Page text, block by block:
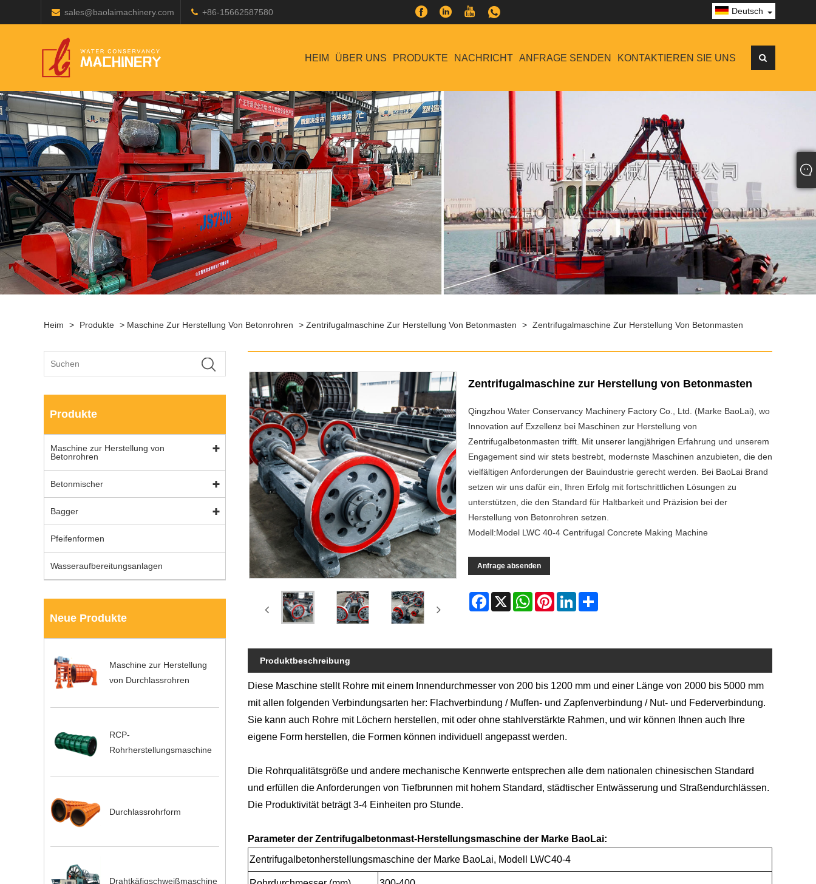
sales@baolaimachinery.com +86-15662587580 Deutsch
HEIM ÜBER UNS PRODUKTE NACHRICHT ANFRAGE SENDEN KONTAKTIEREN SIE UNS
Heim > Produkte > Maschine Zur Herstellung Von Betonrohren > Zentrifugalmaschine Zur Herstellung Von Betonmasten > Zentrifugalmaschine Zur Herstellung Von Betonmasten
Produkte
Maschine zur Herstellung von
Betonrohren
Betonmischer
Bagger
Pfeifenformen
Wasseraufbereitungsanlagen
Neue Produkte
Maschine zur Herstellung
von Durchlassrohren
RCP-
Rohrherstellungsmaschine
Durchlassrohrform
Drahtkäfigschweißmaschine
Zentrifugalmaschine zur Herstellung von Betonmasten
Qingzhou Water Conservancy Machinery Factory Co., Ltd. (Marke BaoLai), wo
Innovation auf Exzellenz bei Maschinen zur Herstellung von
Zentrifugalbetonmasten trifft. Mit unserer langjährigen Erfahrung und unserem
Engagement sind wir stets bestrebt, modernste Maschinen anzubieten, die den
vielfältigen Anforderungen der Bauindustrie gerecht werden. Bei BaoLai Brand
setzen wir uns dafür ein, Ihren Erfolg mit fortschrittlichen Lösungen zu
unterstützen, die den Standard für Haltbarkeit und Präzision bei der
Herstellung von Betonrohren setzen.
Modell:Model LWC 40-4 Centrifugal Concrete Making Machine
Anfrage absenden
Facebook
X WhatsAppPinterestLinkedInShare
Produktbeschreibung
Diese Maschine stellt Rohre mit einem Innendurchmesser von 200 bis 1200 mm und einer Länge von 2000 bis 5000 mm
mit allen folgenden Verbindungsarten her: Flachverbindung / Muffen- und Zapfenverbindung / Nut- und Federverbindung.
Sie kann auch Rohre mit Löchern herstellen, mit oder ohne stahlverstärkte Rahmen, und wir können Ihnen auch Ihre
eigene Form herstellen, die Formen können individuell angepasst werden.
Die Rohrqualitätsgröße und andere mechanische Kennwerte entsprechen alle dem nationalen chinesischen Standard
und erfüllen die Anforderungen von Tiefbrunnen mit hohem Standard, städtischer Entwässerung und Straßendurchlässen.
Die Produktivität beträgt 3-4 Einheiten pro Stunde.
Parameter der Zentrifugalbetonmast-Herstellungsmaschine der Marke BaoLai:
Zentrifugalbetonherstellungsmaschine der Marke BaoLai, Modell LWC40-4